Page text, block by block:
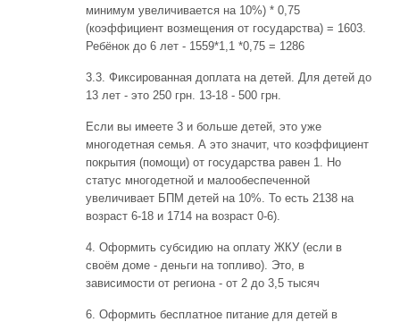
минимум увеличивается на 10%) * 0,75
(коэффициент возмещения от государства) = 1603.
Ребёнок до 6 лет - 1559*1,1 *0,75 = 1286
3.3. Фиксированная доплата на детей. Для детей до
13 лет - это 250 грн. 13-18 - 500 грн.
Если вы имеете 3 и больше детей, это уже
многодетная семья. А это значит, что коэффициент
покрытия (помощи) от государства равен 1. Но
статус многодетной и малообеспеченной
увеличивает БПМ детей на 10%. То есть 2138 на
возраст 6-18 и 1714 на возраст 0-6).
4. Оформить субсидию на оплату ЖКУ (если в
своём доме - деньги на топливо). Это, в
зависимости от региона - от 2 до 3,5 тысяч
6. Оформить бесплатное питание для детей в